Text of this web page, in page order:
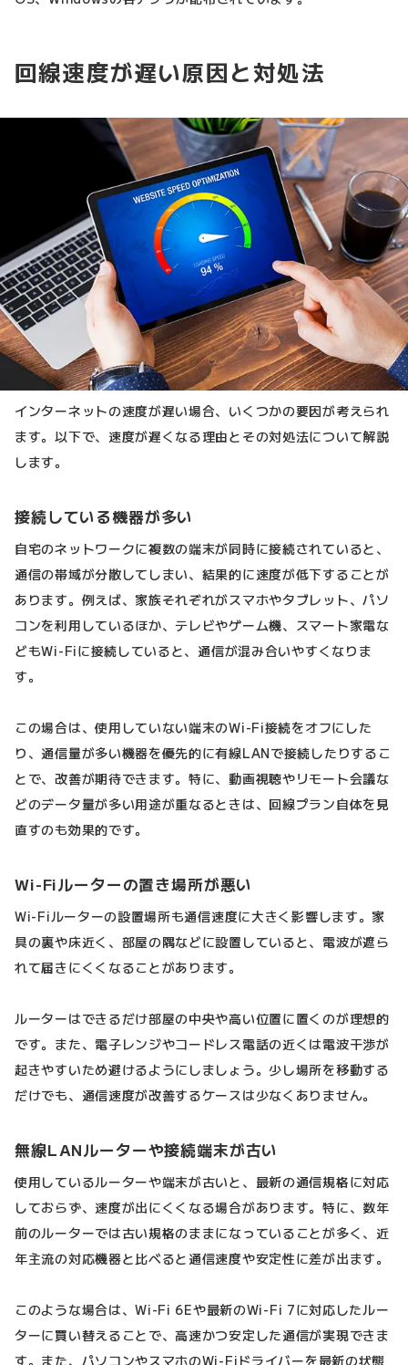
回線速度が遅い原因と対処法
インターネットの速度が遅い場合、いくつかの要因が考えられ
ます。以下で、速度が遅くなる理由とその対処法について解説
します。
接続している機器が多い
自宅のネットワークに複数の端末が同時に接続されていると、
通信の帯域が分散してしまい、結果的に速度が低下することが
あります。例えば、家族それぞれがスマホやタブレット、パソ
コンを利用しているほか、テレビやゲーム機、スマート家電な
どもWi-Fiに接続していると、通信が混み合いやすくなりま
す。
この場合は、使用していない端末のWi-Fi接続をオフにした
り、通信量が多い機器を優先的に有線LANで接続したりするこ
とで、改善が期待できます。特に、動画視聴やリモート会議な
どのデータ量が多い用途が重なるときは、回線プラン自体を見
直すのも効果的です。
Wi-Fiルーターの置き場所が悪い
Wi-Fiルーターの設置場所も通信速度に大きく影響します。家
具の裏や床近く、部屋の隅などに設置していると、電波が遮ら
れて届きにくくなることがあります。
ルーターはできるだけ部屋の中央や高い位置に置くのが理想的
です。また、電子レンジやコードレス電話の近くは電波干渉が
起きやすいため避けるようにしましょう。少し場所を移動する
だけでも、通信速度が改善するケースは少なくありません。
無線LANルーターや接続端末が古い
使用しているルーターや端末が古いと、最新の通信規格に対応
しておらず、速度が出にくくなる場合があります。特に、数年
前のルーターでは古い規格のままになっていることが多く、近
年主流の対応機器と比べると通信速度や安定性に差が出ます。
このような場合は、Wi-Fi 6Eや最新のWi-Fi 7に対応したルー
ターに買い替えることで、高速かつ安定した通信が実現できま
す。また、パソコンやスマホのWi-Fiドライバーを最新の状態